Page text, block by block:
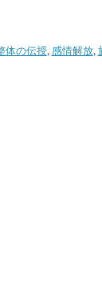
体の伝授,感情解放,